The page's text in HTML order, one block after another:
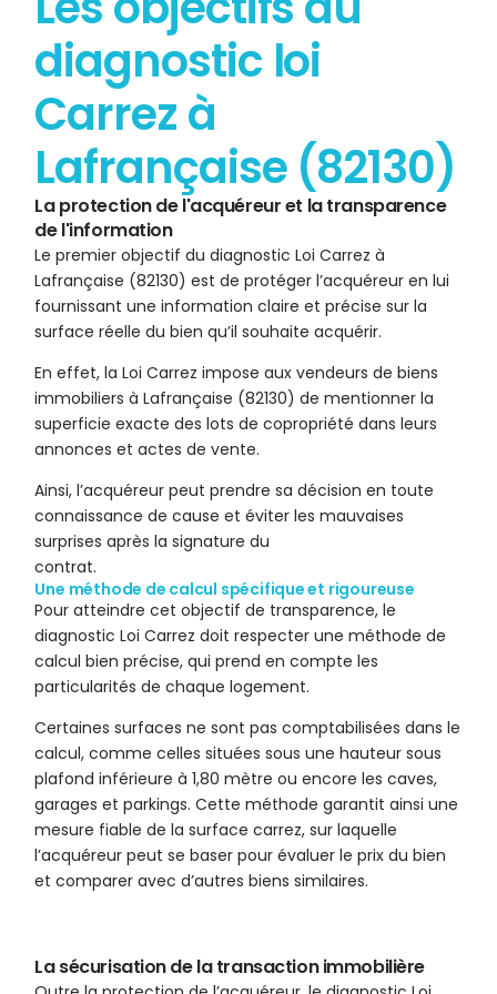
diagnostic loi
Carrez à
Lafrançaise (82130)
La protection de l'acquéreur et la transparence
de l'information
Le premier objectif du diagnostic Loi Carrez à
Lafrançaise (82130) est de protéger l’acquéreur en lui
fournissant une information claire et précise sur la
surface réelle du bien qu’il souhaite acquérir.
En effet, la Loi Carrez impose aux vendeurs de biens
immobiliers à Lafrançaise (82130) de mentionner la
superficie exacte des lots de copropriété dans leurs
annonces et actes de vente.
Ainsi, l’acquéreur peut prendre sa décision en toute
connaissance de cause et éviter les mauvaises
surprises après la signature du
contrat.
Une méthode de calcul spécifique et rigoureuse
Pour atteindre cet objectif de transparence, le
diagnostic Loi Carrez doit respecter une méthode de
calcul bien précise, qui prend en compte les
particularités de chaque logement.
Certaines surfaces ne sont pas comptabilisées dans le
calcul, comme celles situées sous une hauteur sous
plafond inférieure à 1,80 mètre ou encore les caves,
garages et parkings. Cette méthode garantit ainsi une
mesure fiable de la surface carrez, sur laquelle
l’acquéreur peut se baser pour évaluer le prix du bien
et comparer avec d’autres biens similaires.
La sécurisation de la transaction immobilière